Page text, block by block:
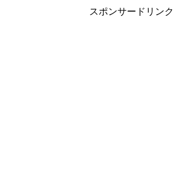
スポンサードリンク